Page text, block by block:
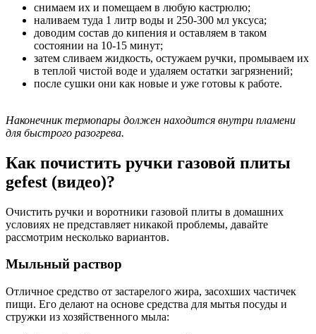
снимаем их и помещаем в любую кастрюлю;
наливаем туда 1 литр воды и 250-300 мл уксуса;
доводим состав до кипения и оставляем в таком
состоянии на 10-15 минут;
затем сливаем жидкость, остужаем ручки, промываем их
в теплой чистой воде и удаляем остатки загрязнений;
после сушки они как новые и уже готовы к работе.
Наконечник термопары должен находится внутри пламени
для быстрого разогрева.
Как почистить ручки газовой плиты
gefest (видео)?
Очистить ручки и воротники газовой плиты в домашних
условиях не представляет никакой проблемы, давайте
рассмотрим несколько вариантов.
Мыльный раствор
Отличное средство от застарелого жира, засохших частичек
пищи. Его делают на основе средства для мытья посуды и
стружки из хозяйственного мыла: